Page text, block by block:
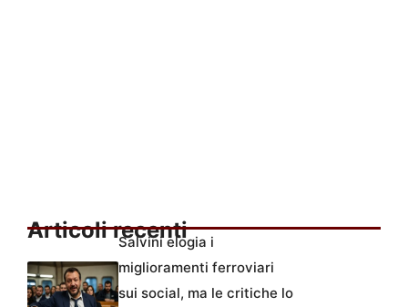
Articoli recenti
Salvini elogia i
miglioramenti ferroviari
sui social, ma le critiche lo